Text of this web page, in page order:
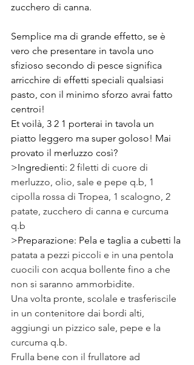
zucchero di canna.
Semplice ma di grande effetto, se è
vero che presentare in tavola uno
sfizioso secondo di pesce significa
arricchire di effetti speciali qualsiasi
pasto, con il minimo sforzo avrai fatto
centroi!
Et voilà, 3 2 1 porterai in tavola un
piatto leggero ma super goloso! Mai
provato il merluzzo così?
>Ingredienti: 2 filetti di cuore di
merluzzo, olio, sale e pepe q.b, 1
cipolla rossa di Tropea, 1 scalogno, 2
patate, zucchero di canna e curcuma
q.b
>Preparazione: Pela e taglia a cubetti la
patata a pezzi piccoli e in una pentola
cuocili con acqua bollente fino a che
non si saranno ammorbidite.
Una volta pronte, scolale e trasferiscile
in un contenitore dai bordi alti,
aggiungi un pizzico sale, pepe e la
curcuma q.b.
Frulla bene con il frullatore ad